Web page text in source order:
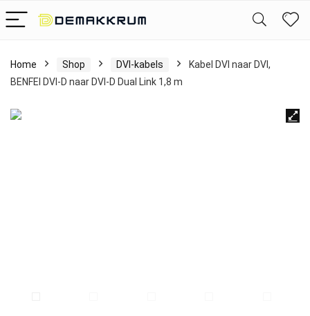
Home Shop DVI-kabels
Kabel DVI naar DVI,
BENFEI DVI-D naar DVI-D Dual Link 1,8 m